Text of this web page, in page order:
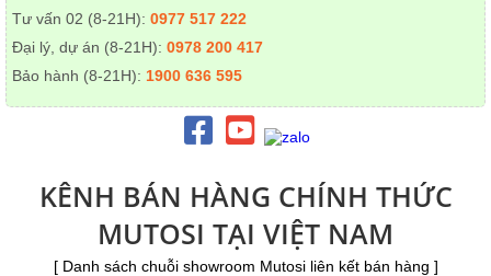
Tư vấn 02 (8-21H): 0977 517 222
Đại lý, dự án (8-21H): 0978 200 417
Bảo hành (8-21H): 1900 636 595
KÊNH BÁN HÀNG CHÍNH THỨC
MUTOSI TẠI VIỆT NAM
[ Danh sách chuỗi showroom Mutosi liên kết bán hàng ]